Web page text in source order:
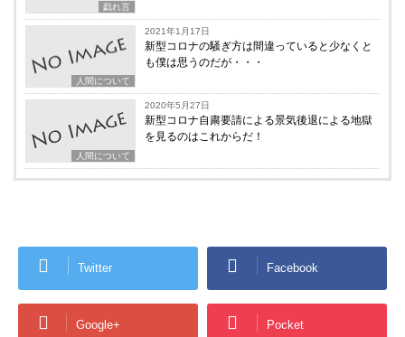
戯れ言
人間について
2021年1月17日
新型コロナの騒ぎ方は間違っていると少なくと
も僕は思うのだが・・・
人間について
2020年5月27日
新型コロナ自粛要請による景気後退による地獄
を見るのはこれからだ！
Twitter Facebook
Google+ Pocket